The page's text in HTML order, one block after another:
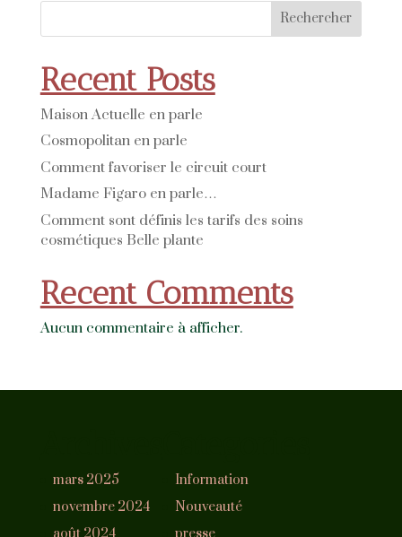
Rechercher
Recent Posts
Maison Actuelle en parle
Cosmopolitan en parle
Comment favoriser le circuit court
Madame Figaro en parle…
Comment sont définis les tarifs des soins
cosmétiques Belle plante
Recent Comments
Aucun commentaire à afficher.
mars 2025
novembre 2024
août 2024
Information
Nouveauté
presse